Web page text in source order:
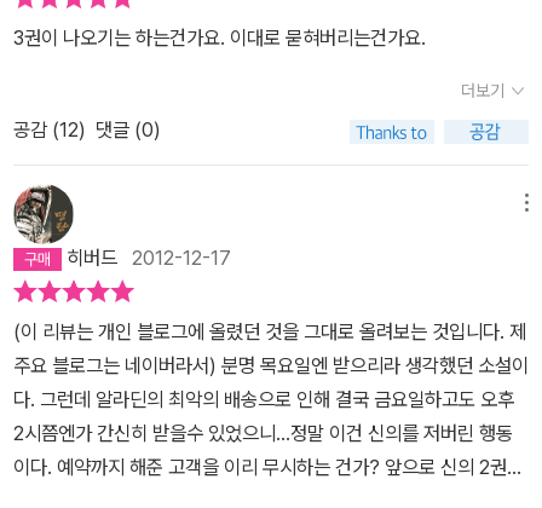
3권이 나오기는 하는건가요. 이대로 묻혀버리는건가요.
더보기
공감 (12) 댓글 (0)
히버드 2012-12-17
(이 리뷰는 개인 블로그에 올렸던 것을 그대로 올려보는 것입니다. 제
주요 블로그는 네이버라서) 분명 목요일엔 받으리라 생각했던 소설이
다. 그런데 알라딘의 최악의 배송으로 인해 결국 금요일하고도 오후
2시쯤엔가 간신히 받을수 있었으니...정말 이건 신의를 저버린 행동
이다. 예약까지 해준 고객을 이리 무시하는 건가? 앞으로 신의 2권부